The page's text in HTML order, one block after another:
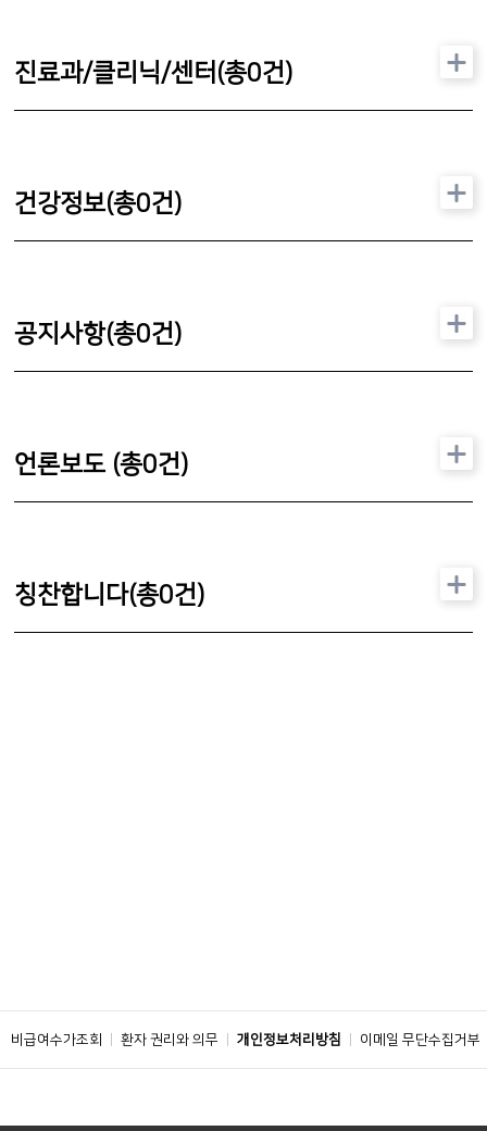
진료과/클리닉/센터(총0건)
건강정보(총0건)
공지사항(총0건)
언론보도 (총0건)
칭찬합니다(총0건)
비급여수가조회 환자 권리와 의무 개인정보처리방침 이메일 무단수집거부